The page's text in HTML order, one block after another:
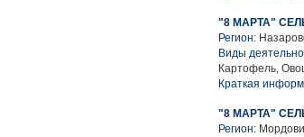
"8 МАРТА"
Регион:
Виды
Картофель,
Краткая
"8 МАРТА"
Регион: